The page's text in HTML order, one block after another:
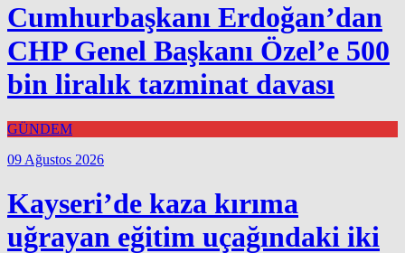
Cumhurbaşkanı Erdoğan’dan
CHP Genel Başkanı Özel’e 500
bin liralık tazminat davası
GÜNDEM
09 Ağustos 2026
Kayseri’de kaza kırıma
uğrayan eğitim uçağındaki iki